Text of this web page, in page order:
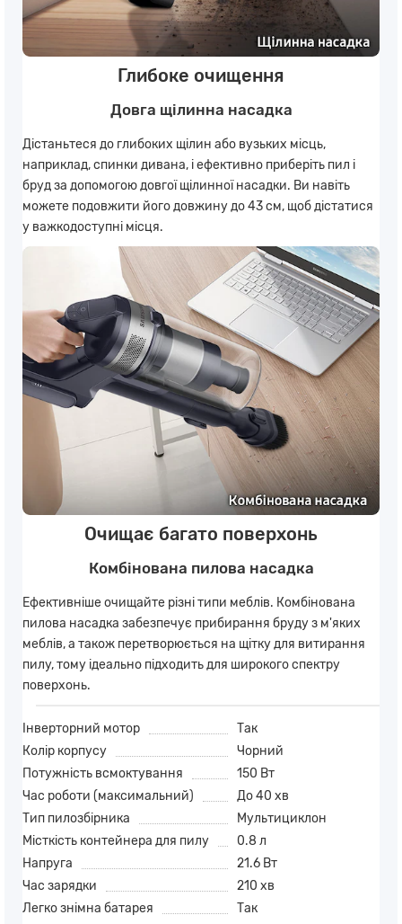
Глибоке очищення
Довга щілинна насадка
Дістаньтеся до глибоких щілин або вузьких місць,
наприклад, спинки дивана, і ефективно приберіть пил і
бруд за допомогою довгої щілинної насадки. Ви навіть
можете подовжити його довжину до 43 см, щоб дістатися
у важкодоступні місця.
Очищає багато поверхонь
Комбінована пилова насадка
Ефективніше очищайте різні типи меблів. Комбінована
пилова насадка забезпечує прибирання бруду з м'яких
меблів, а також перетворюється на щітку для витирання
пилу, тому ідеально підходить для широкого спектру
поверхонь.
Інверторний мотор
Так
Колір корпусу
Чорний
Потужність всмоктування
150 Вт
Час роботи (максимальний)
До 40 хв
Тип пилозбірника
Мультициклон
Місткість контейнера для пилу
0.8 л
Напруга
21.6 Вт
Час зарядки
210 хв
Легко знімна батарея
Так